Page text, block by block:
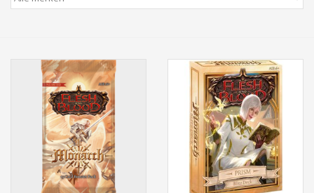
Zeeuws/Streek
Boeken
Baby & Peuter